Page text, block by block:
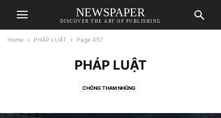
NEWSPAPER
DISCOVER THE ART OF PUBLISHING
Home PHÁP LUẬT Page 457
PHÁP LUẬT
CHỐNG THAM NHŨNG